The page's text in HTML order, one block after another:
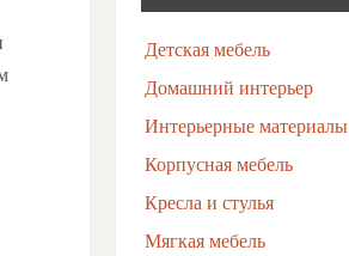
Детская мебель
Домашний интерьер
Интерьерные материалы
Корпусная мебель
Кресла и стулья
Мягкая мебель